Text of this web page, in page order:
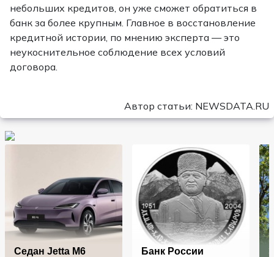
небольших кредитов, он уже сможет обратиться в
банк за более крупным. Главное в восстановление
кредитной истории, по мнению эксперта — это
неукоснительное соблюдение всех условий
договора.
Автор статьи: NEWSDATA.RU
Седан Jetta M6
Банк России